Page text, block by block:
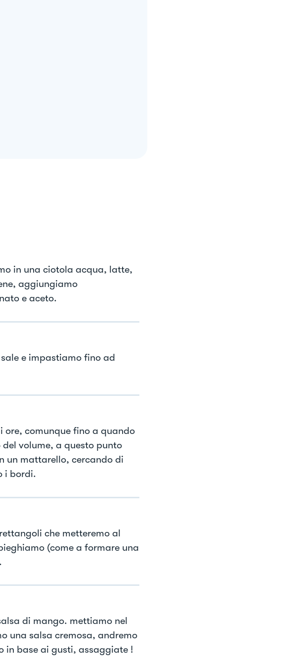
in una ciotola acqua, latte,
aggiungiamo
e aceto.
e impastiamo fino ad
ore, comunque fino a quando
volume, a questo punto
un mattarello, cercando di
i bordi.
che metteremo al
(come a formare una
di mango. mettiamo nel
una salsa cremosa, andremo
in base ai gusti, assaggiate !